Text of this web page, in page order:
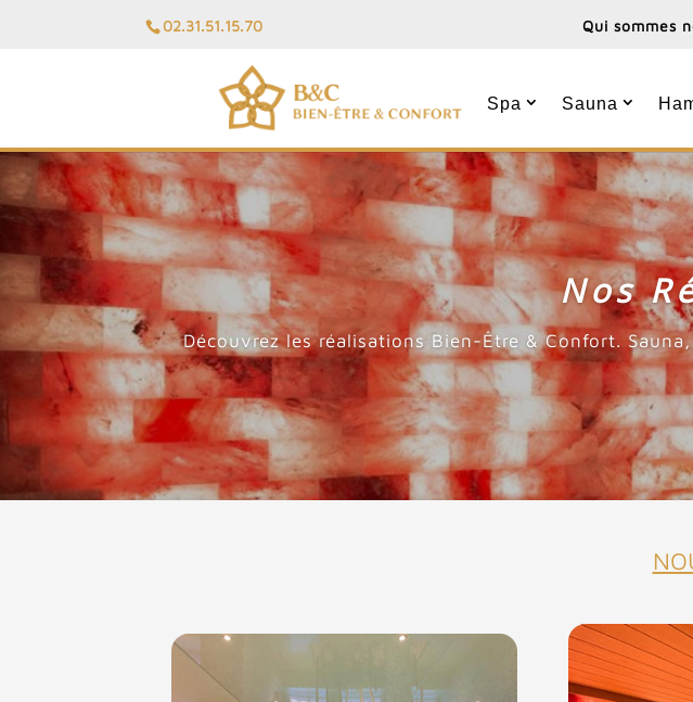
02.31.51.15.70 Qui sommes
Spa Sauna
Nos
Découvrez les réalisations Bien-Être & Confort.